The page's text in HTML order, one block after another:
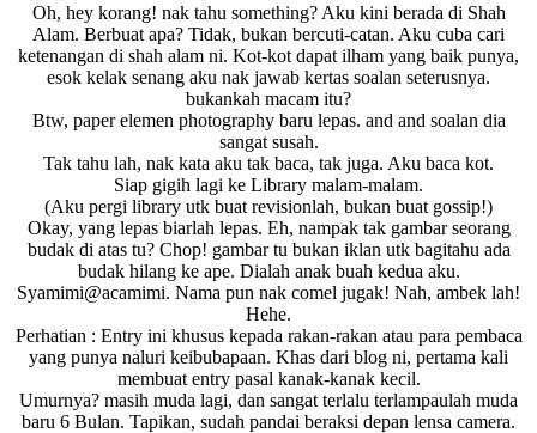
Oh, hey korang! nak tahu something? Aku kini berada di Shah
Alam. Berbuat apa? Tidak, bukan bercuti-catan. Aku cuba cari
ketenangan di shah alam ni. Kot-kot dapat ilham yang baik punya,
esok kelak senang aku nak jawab kertas soalan seterusnya.
bukankah macam itu?
Btw, paper elemen photography baru lepas. and and soalan dia
sangat susah.
Tak tahu lah, nak kata aku tak baca, tak juga. Aku baca kot.
Siap gigih lagi ke Library malam-malam.
(Aku pergi library utk buat revisionlah, bukan buat gossip!)
Okay, yang lepas biarlah lepas. Eh, nampak tak gambar seorang
budak di atas tu? Chop! gambar tu bukan iklan utk bagitahu ada
budak hilang ke ape. Dialah anak buah kedua aku.
Syamimi@acamimi. Nama pun nak comel jugak! Nah, ambek lah!
Hehe.
Perhatian : Entry ini khusus kepada rakan-rakan atau para pembaca
yang punya naluri keibubapaan. Khas dari blog ni, pertama kali
membuat entry pasal kanak-kanak kecil.
Umurnya? masih muda lagi, dan sangat terlalu terlampaulah muda
baru 6 Bulan. Tapikan, sudah pandai beraksi depan lensa camera.